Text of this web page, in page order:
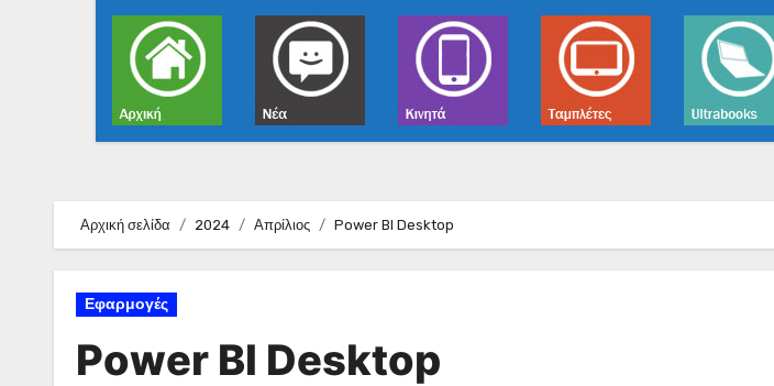
Αρχική σελίδα 2024 Απρίλιος Power BI Desktop
Εφαρμογές
Power BI Desktop